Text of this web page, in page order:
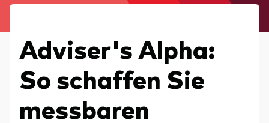
Erfahren Sie mehr über unsere
Anlageprodukte
Anlageprodukte im Überblick
Vanguard 365 im Überblick
Back to main menu
Über Vanguard
Adviser's Alpha:
So schaffen Sie
messbaren